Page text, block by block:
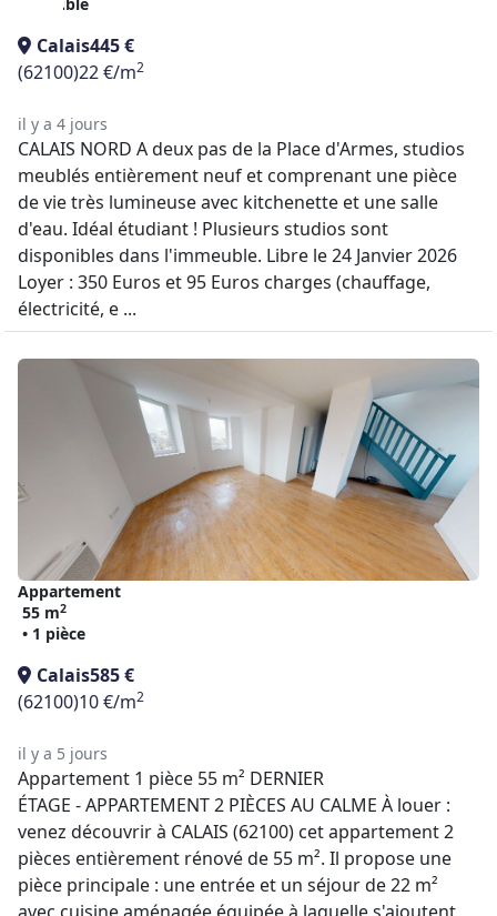
Calais445 €
(62100)22 €/m2
il y a 4 jours
CALAIS NORD A deux pas de la Place d'Armes, studios
meublés entièrement neuf et comprenant une pièce
de vie très lumineuse avec kitchenette et une salle
d'eau. Idéal étudiant ! Plusieurs studios sont
disponibles dans l'immeuble. Libre le 24 Janvier 2026
Loyer : 350 Euros et 95 Euros charges (chauffage,
électricité, e ...
Appartement
55 m2
• 1 pièce
Calais585 €
(62100)10 €/m2
il y a 5 jours
Appartement 1 pièce 55 m² DERNIER
ÉTAGE - APPARTEMENT 2 PIÈCES AU CALME À louer :
venez découvrir à CALAIS (62100) cet appartement 2
pièces entièrement rénové de 55 m². Il propose une
pièce principale : une entrée et un séjour de 22 m²